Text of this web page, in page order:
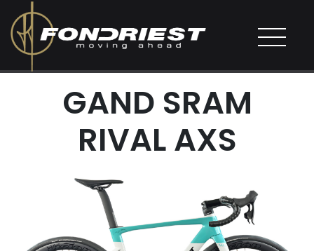
GAND SRAM
RIVAL AXS